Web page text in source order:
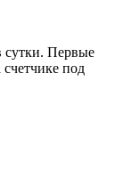
сутки. Первые
под